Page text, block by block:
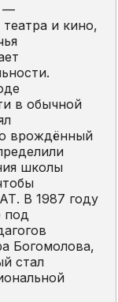
—
и кино,
в обычной
врождённый
школы
В 1987 году
под
Богомолова,
стал